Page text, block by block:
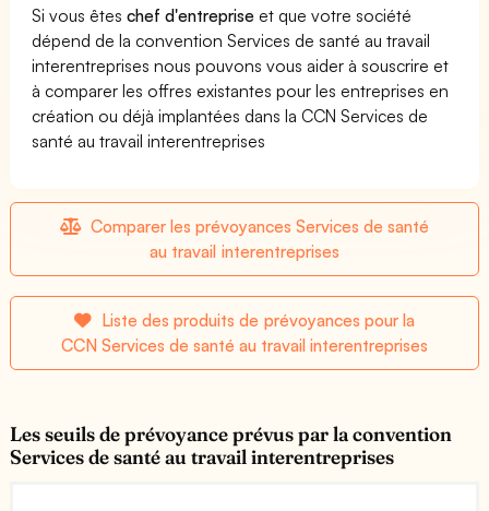
Si vous êteschef d'entreprise et que votre société
dépend de la convention Services de santé au travail
interentreprises nous pouvons vous aider à souscrire et
à comparer les offres existantes pour les entreprises en
création ou déjà implantées dans la CCN Services de
santé au travail interentreprises
Comparer les prévoyances Services de santé
au travail interentreprises
Liste des produits de prévoyances pour la
CCN Services de santé au travail interentreprises
Les seuils de prévoyance prévus par la convention
Services de santé au travail interentreprises